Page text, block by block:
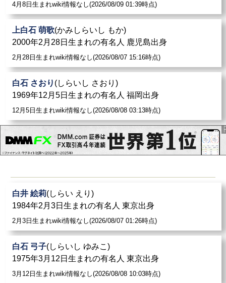
4月8日生まれwiki情報なし(2026/08/09 01:39時点)
上白石 萌歌(かみしらいし もか)
2000年2月28日生まれの有名人 鹿児島出身
2月28日生まれwiki情報なし(2026/08/07 15:16時点)
白石 さおり (しらいし さおり)
1969年12月5日生まれの有名人 福岡出身
12月5日生まれwiki情報なし(2026/08/08 03:13時点)
白井 絵莉(しらい えり)
1984年2月3日生まれの有名人 東京出身
2月3日生まれwiki情報なし(2026/08/07 01:26時点)
白石 弓子(しらいし ゆみこ)
1975年3月12日生まれの有名人 東京出身
3月12日生まれwiki情報なし(2026/08/08 10:03時点)